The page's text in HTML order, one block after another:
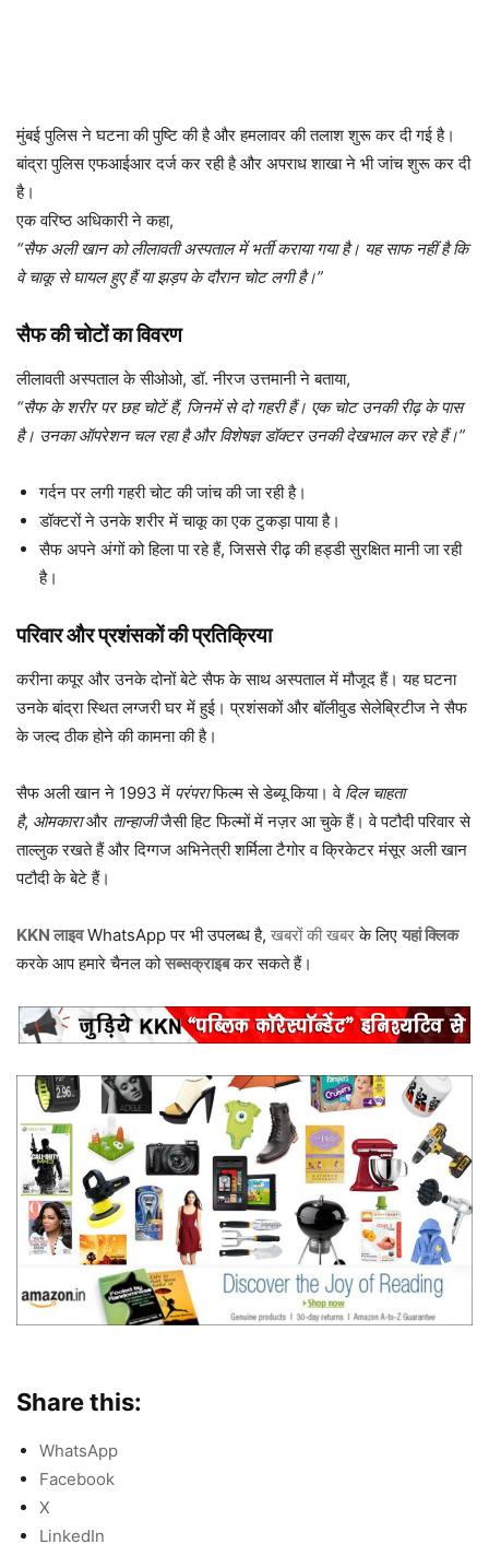
मुंबई पुलिस ने घटना की पुष्टि की है और हमलावर की तलाश शुरू कर दी गई है।
बांद्रा पुलिस एफआईआर दर्ज कर रही है और अपराध शाखा ने भी जांच शुरू कर दी
है।
एक वरिष्ठ अधिकारी ने कहा,
“सैफ अली खान को लीलावती अस्पताल में भर्ती कराया गया है। यह साफ नहीं है कि
वे चाकू से घायल हुए हैं या झड़प के दौरान चोट लगी है।”
सैफ की चोटों का विवरण
लीलावती अस्पताल के सीओओ, डॉ. नीरज उत्तमानी ने बताया,
“सैफ के शरीर पर छह चोटें हैं, जिनमें से दो गहरी हैं। एक चोट उनकी रीढ़ के पास
है। उनका ऑपरेशन चल रहा है और विशेषज्ञ डॉक्टर उनकी देखभाल कर रहे हैं।”
गर्दन पर लगी गहरी चोट की जांच की जा रही है।
डॉक्टरों ने उनके शरीर में चाकू का एक टुकड़ा पाया है।
सैफ अपने अंगों को हिला पा रहे हैं, जिससे रीढ़ की हड्डी सुरक्षित मानी जा रही
है।
परिवार और प्रशंसकों की प्रतिक्रिया
करीना कपूर और उनके दोनों बेटे सैफ के साथ अस्पताल में मौजूद हैं। यह घटना
उनके बांद्रा स्थित लग्जरी घर में हुई। प्रशंसकों और बॉलीवुड सेलेब्रिटीज ने सैफ
के जल्द ठीक होने की कामना की है।
सैफ अली खान ने 1993 में परंपराफिल्म से डेब्यू किया। वे दिल चाहता
है, ओमकाराऔर तान्हाजीजैसी हिट फिल्मों में नज़र आ चुके हैं। वे पटौदी परिवार से
ताल्लुक रखते हैं और दिग्गज अभिनेत्री शर्मिला टैगोर व क्रिकेटर मंसूर अली खान
पटौदी के बेटे हैं।
KKN लाइवWhatsApp पर भी उपलब्ध है, खबरों की खबरके लिए यहां क्लिक
करके आप हमारे चैनल कोसब्सक्राइबकर सकते हैं।
Share this:
WhatsApp
Facebook
X
LinkedIn